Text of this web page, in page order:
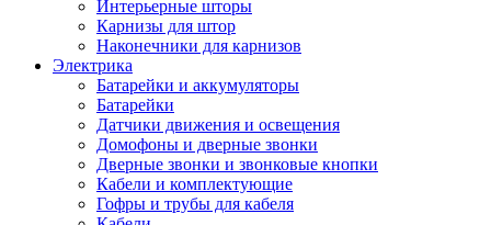
Интерьерные шторы
Карнизы для штор
Наконечники для карнизов
Электрика
Батарейки и аккумуляторы
Батарейки
Датчики движения и освещения
Домофоны и дверные звонки
Дверные звонки и звонковые кнопки
Кабели и комплектующие
Гофры и трубы для кабеля